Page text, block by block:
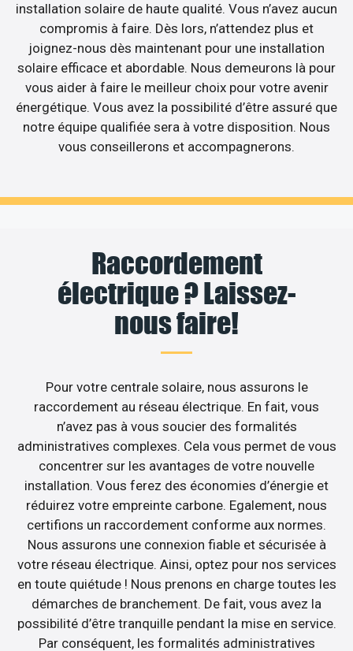
installation solaire de haute qualité. Vous n’avez aucun
compromis à faire. Dès lors, n’attendez plus et
joignez-nous dès maintenant pour une installation
solaire efficace et abordable. Nous demeurons là pour
vous aider à faire le meilleur choix pour votre avenir
énergétique. Vous avez la possibilité d’être assuré que
notre équipe qualifiée sera à votre disposition. Nous
vous conseillerons et accompagnerons.
Raccordement
électrique ? Laissez-
nous faire!
Pour votre centrale solaire, nous assurons le
raccordement au réseau électrique. En fait, vous
n’avez pas à vous soucier des formalités
administratives complexes. Cela vous permet de vous
concentrer sur les avantages de votre nouvelle
installation. Vous ferez des économies d’énergie et
réduirez votre empreinte carbone. Egalement, nous
certifions un raccordement conforme aux normes.
Nous assurons une connexion fiable et sécurisée à
votre réseau électrique. Ainsi, optez pour nos services
en toute quiétude ! Nous prenons en charge toutes les
démarches de branchement. De fait, vous avez la
possibilité d’être tranquille pendant la mise en service.
Par conséquent, les formalités administratives